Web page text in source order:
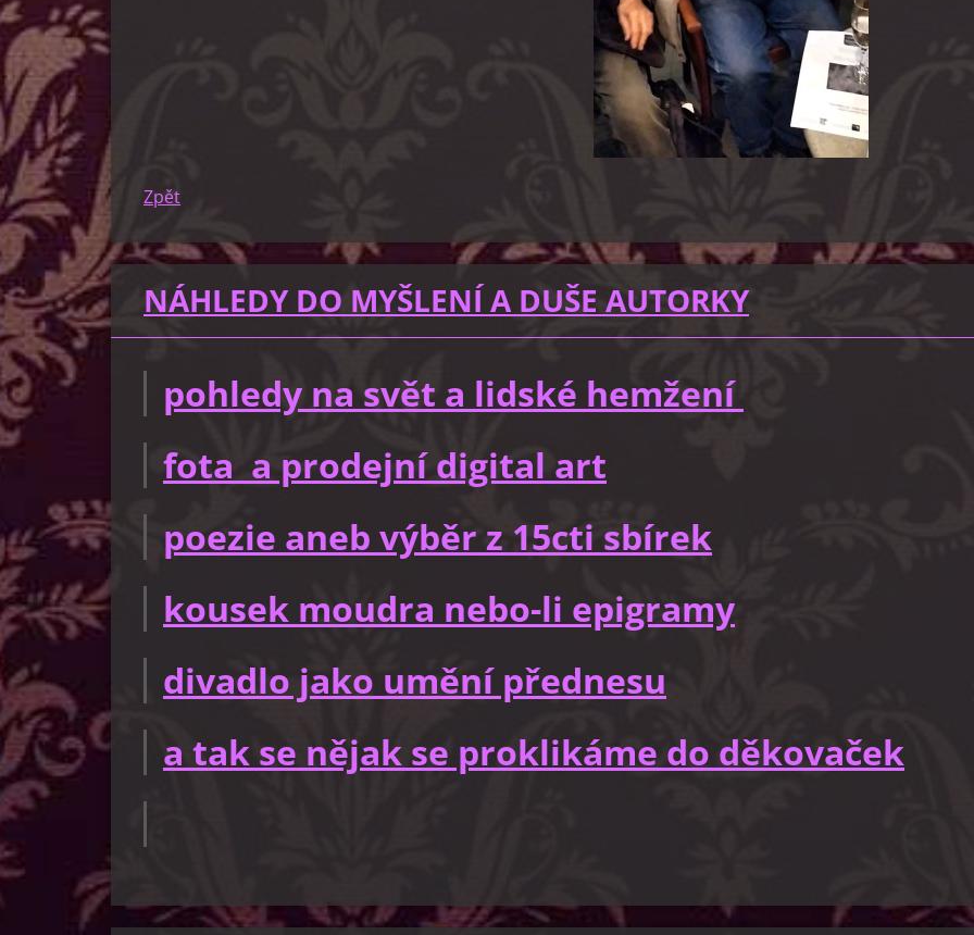
Zpět
NÁHLEDY DO MYŠLENÍ A DUŠE AUTORKY
pohledy na svět a lidské hemžení
fota a prodejní digital art
poezie aneb výběr z 15cti sbírek
kousek moudra nebo-li epigramy
divadlo jako umění přednesu
a tak se nějak se proklikáme do děkovaček